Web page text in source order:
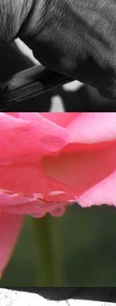
Avaliação
. Parceria de
clicando aqui
.
Levantamento
sociais do
Iandé –